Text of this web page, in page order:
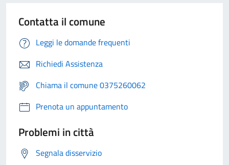
Contatta il comune
Leggi le domande frequenti
Richiedi Assistenza
Chiama il comune 0375260062
Prenota un appuntamento
Problemi in città
Segnala disservizio